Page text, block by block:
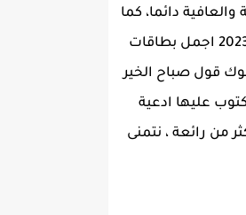
دائما، كما
2023 اجمل بطاقات
قول صباح الخير
عليها ادعية
من رائعة ، نتمنى